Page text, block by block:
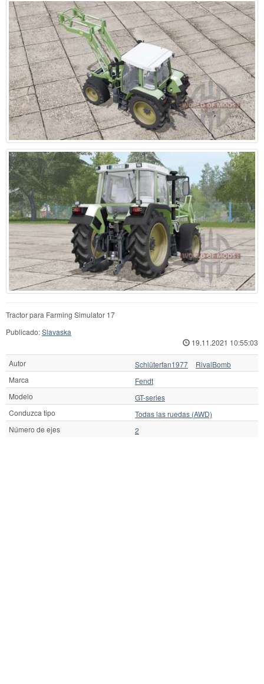
Tractor para Farming Simulator 17
Publicado:Slavaska
19.11.2021 10:55:03
Autor Schlüterfan1977
RivalBomb
Marca
Fendt
Modelo
GT-series
Conduzca tipo
Todas las ruedas (AWD)
Número de ejes
2